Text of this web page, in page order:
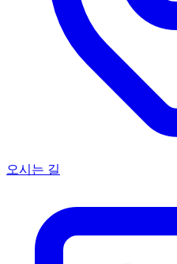
오시는 길